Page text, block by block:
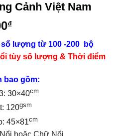
Cảnh Việt Nam
₫Giá
tại
là:
175.000₫.
lượng từ 100 -200 bộ
tùy số lượng & Thời điểm
bao gồm:
30×40cm
120gsm
45×81cm
hoặc Chữ Nổi